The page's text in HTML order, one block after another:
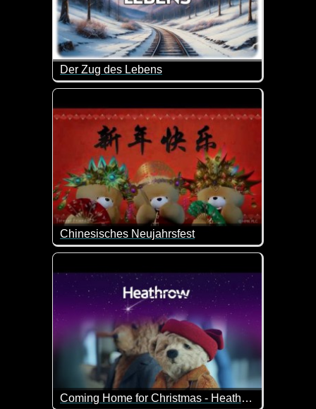
Der Zug des Lebens
Das Leben ist wie eine Zugfahrt - voller
Chinesisches Neujahrsfest
Ein richtig schönes Video zum Chinesischen
Coming Home for Christmas - Heathrow Airport